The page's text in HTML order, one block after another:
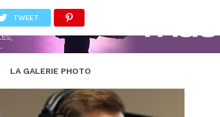
LA GALERIE PHOTO
TWEET